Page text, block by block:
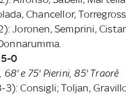
Chancellor,
Joronen, Semprini,
5-0
e 75' Pierini, 85' Traorè
3): Consigli; Toljan,